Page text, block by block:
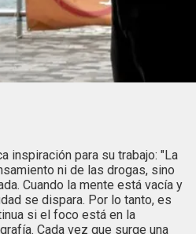
inspiración para su trabajo: "La
ni de las drogas, sino
Cuando la mente está vacía y
se dispara. Por lo tanto, es
si el foco está en la
Cada vez que surge una